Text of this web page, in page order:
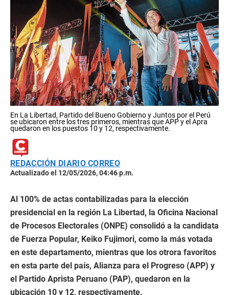
En La Libertad, Partido del Bueno Gobierno y Juntos por el Perú
se ubicaron entre los tres primeros, mientras que APP y el Apra
quedaron en los puestos 10 y 12, respectivamente.
REDACCIÓN DIARIO CORREO
Actualizado el 12/05/2026, 04:46 p.m.
Al 100% de actas contabilizadas para la elección
presidencial en la región La Libertad, la Oficina Nacional
de Procesos Electorales (ONPE) consolidó a la candidata
de Fuerza Popular, Keiko Fujimori, como la más votada
en este departamento, mientras que los otrora favoritos
en esta parte del país, Alianza para el Progreso (APP) y
el Partido Aprista Peruano (PAP), quedaron en la
ubicación 10 y 12, respectivamente.